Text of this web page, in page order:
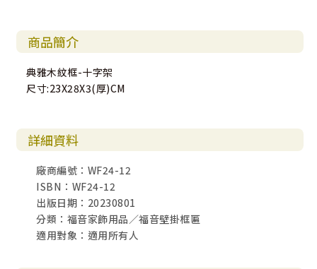
商品簡介
典雅木紋框-十字架
尺寸:23X28X3(厚)CM
詳細資料
廠商編號：WF24-12
ISBN：WF24-12
出版日期：20230801
分類：福音家飾用品／福音壁掛框匾
適用對象：適用所有人